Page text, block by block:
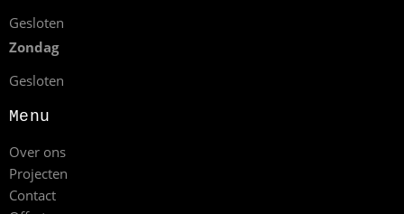
Gesloten
Zondag
Gesloten
Menu
Over ons
Projecten
Contact